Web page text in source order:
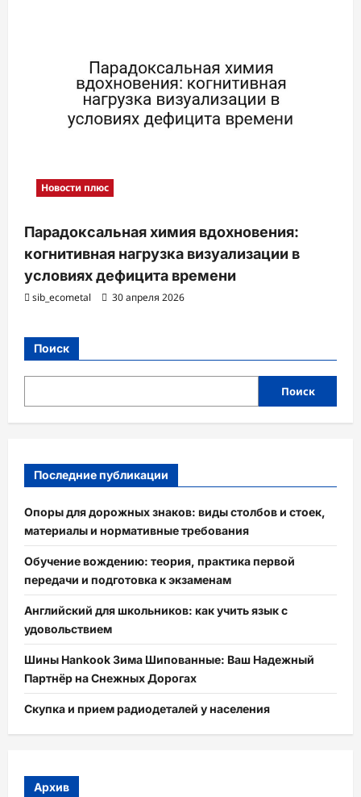
Новости плюс
Парадоксальная химия вдохновения:
когнитивная нагрузка визуализации в
условиях дефицита времени
sib_ecometal 30 апреля 2026
Поиск
Поиск
Последние публикации
Опоры для дорожных знаков: виды столбов и стоек,
материалы и нормативные требования
Обучение вождению: теория, практика первой
передачи и подготовка к экзаменам
Английский для школьников: как учить язык с
удовольствием
Шины Hankook Зима Шипованные: Ваш Надежный
Партнёр на Снежных Дорогах
Скупка и прием радиодеталей у населения
Архив